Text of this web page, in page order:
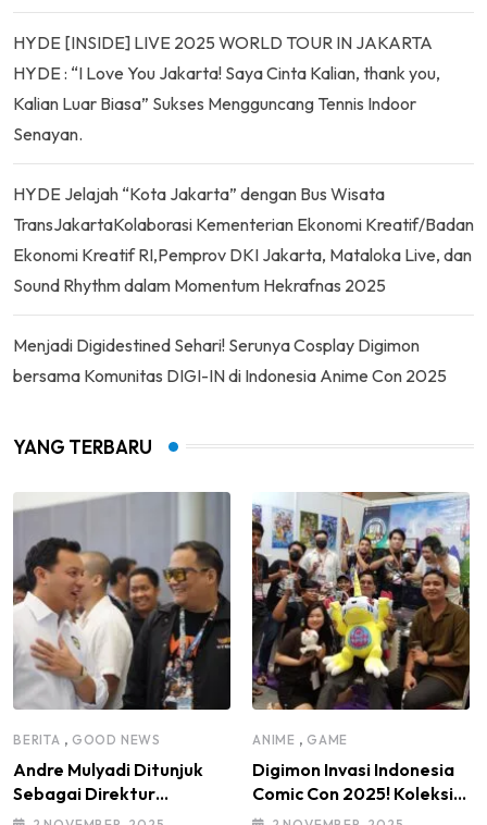
HYDE [INSIDE] LIVE 2025 WORLD TOUR IN JAKARTA
HYDE : “I Love You Jakarta! Saya Cinta Kalian, thank you,
Kalian Luar Biasa” Sukses Mengguncang Tennis Indoor
Senayan.
HYDE Jelajah “Kota Jakarta” dengan Bus Wisata
TransJakartaKolaborasi Kementerian Ekonomi Kreatif/Badan
Ekonomi Kreatif RI,Pemprov DKI Jakarta, Mataloka Live, dan
Sound Rhythm dalam Momentum Hekrafnas 2025
Menjadi Digidestined Sehari! Serunya Cosplay Digimon
bersama Komunitas DIGI-IN di Indonesia Anime Con 2025
YANG TERBARU
BERITA , GOOD NEWS
Andre Mulyadi Ditunjuk
Sebagai Direktur
Modifikasi dan Kendaraan
ANIME , GAME
Digimon Invasi Indonesia
Comic Con 2025! Koleksi
Mainan Komunitas DIGI-IN